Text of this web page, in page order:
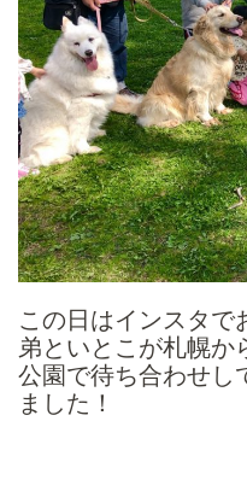
この日はインスタで
弟といとこが札幌か
公園で待ち合わせし
ました！